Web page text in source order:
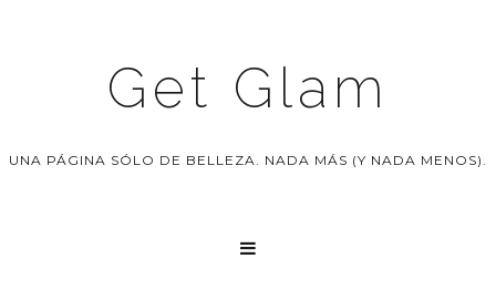
Get Glam
UNA PÁGINA SÓLO DE BELLEZA. NADA MÁS (Y NADA MENOS).
